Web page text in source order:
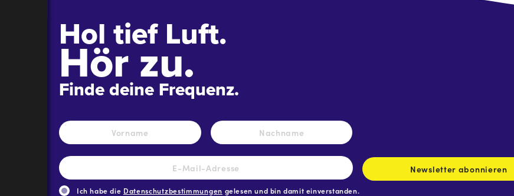
Hol tief Luft.
Hör zu.
Finde deine Frequenz.
Name *
Vorname Nachname
E-
Mail-
Adresse *
Newsletter abonnieren
Ich habe die Datenschutzbestimmungen gelesen und bin damit einverstanden.